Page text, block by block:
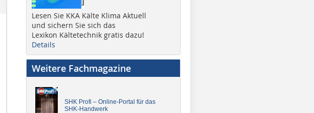
Lesen Sie KKA Kälte Klima Aktuell
und sichern Sie sich das
Lexikon Kältetechnik gratis dazu!
Details
Weitere Fachmagazine
SHK Profi – Online-Portal für das
SHK-Handwerk